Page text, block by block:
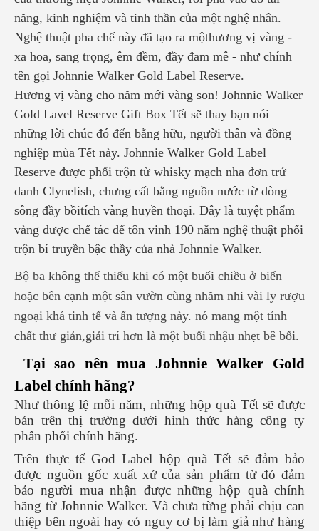
năng, kinh nghiệm và tinh thần của một nghệ nhân.
Nghệ thuật pha chế này đã tạo ra mộthương vị vàng -
xa hoa, sang trọng, êm đềm, đầy đam mê - như chính
tên gọi Johnnie Walker Gold Label Reserve.
Hương vị vàng cho năm mới vàng son! Johnnie Walker
Gold Lavel Reserve Gift Box Tết sẽ thay bạn nói
những lời chúc đó đến bằng hữu, người thân và đồng
nghiệp mùa Tết này. Johnnie Walker Gold Label
Reserve được phối trộn từ whisky mạch nha đơn trứ
danh Clynelish, chưng cất bằng nguồn nước từ dòng
sông đầy bồitích vàng huyền thoại. Đây là tuyệt phẩm
vàng được chế tác để tôn vinh 190 năm nghệ thuật phối
trộn bí truyền bậc thầy của nhà Johnnie Walker.
Bộ ba không thể thiếu khi có một buổi chiều ở biển
hoặc bên cạnh một sân vườn cùng nhăm nhi vài ly rượu
ngoại khá tinh tế và ấn tượng này. nó mang một tính
chất thư giản,giải trí hơn là một buổi nhậu nhẹt bê bối.
Tại sao nên mua Johnnie Walker Gold
Label chính hãng?
Như thông lệ mỗi năm, những hộp quà Tết sẽ được
bán trên thị trường dưới hình thức hàng công ty
phân phối chính hãng.
Trên thực tế God Label hộp quà Tết sẽ đảm bảo
được nguồn gốc xuất xứ của sản phẩm từ đó đảm
bảo người mua nhận được những hộp quà chính
hãng từ Johnnie Walker. Và chưa từng phải chịu can
thiệp bên ngoài hay có nguy cơ bị làm giả như hàng